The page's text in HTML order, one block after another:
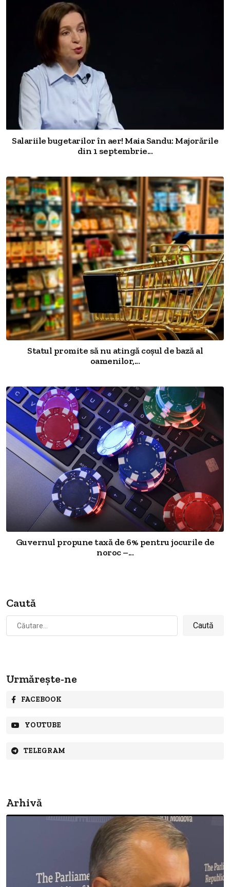
Salariile bugetarilor în aer! Maia Sandu: Majorările
din 1 septembrie...
Statul promite să nu atingă coșul de bază al
oamenilor,...
Guvernul propune taxă de 6% pentru jocurile de
noroc –...
Caută
Caută
după:
Urmărește-ne
FACEBOOK
YOUTUBE
TELEGRAM
Arhivă